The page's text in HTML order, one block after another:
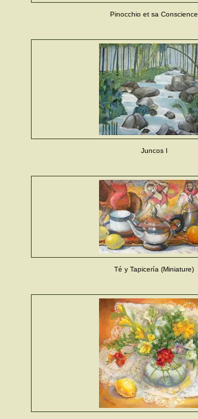
Pinocchio et sa Conscience
Juncos I
Té y Tapicería (Miniature)